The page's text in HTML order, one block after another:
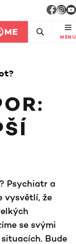
ME MENU
Psychiatr a
vysvětlí, že
se svými
Bude